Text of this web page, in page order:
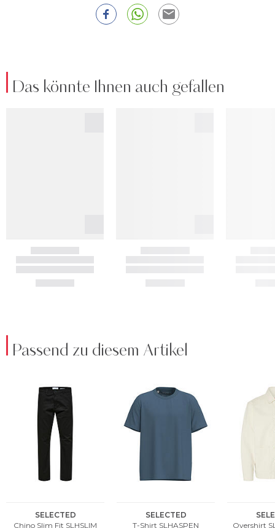
Das könnte Ihnen auch gefallen
Passend zu diesem Artikel